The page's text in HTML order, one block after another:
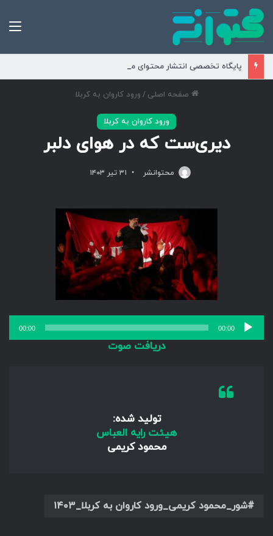
پایگاه تخصصی انتشار محتوای مناسبتی و موضوعی
صفحه اصلی / ورود کاروان به کربلا
ورود کاروان به کربلا
دیری‌ست که در هوای دلبر
محتوانشر ۳۱ تیر ۱۴۰۳
پخش‌کننده
صوت
00:00
00:00
دریافت صوت
تولید شده:
هیئت رایه العباس
محمود کریمی
شور_محمود کریمی_ورود کاروان به کربلا_۱۴۰۳